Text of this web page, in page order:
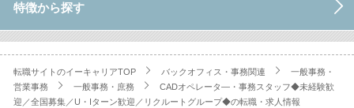
特徴から探す
転職サイトのイーキャリアTOP バックオフィス・事務関連
一般事務・
営業事務
一般事務・庶務
CADオペレータ―・事務スタッフ◆未経験歓
迎／全国募集／U・Iターン歓迎／リクルートグループ◆の転職・求人情報